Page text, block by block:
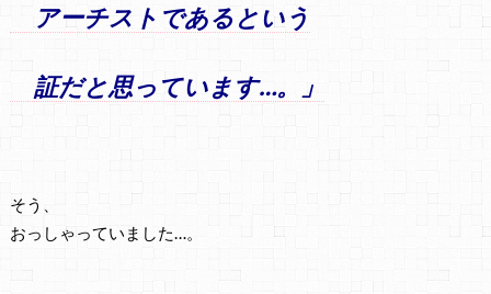
アーチストであるという
証だと思っています…。」
そう、
おっしゃっていました…。